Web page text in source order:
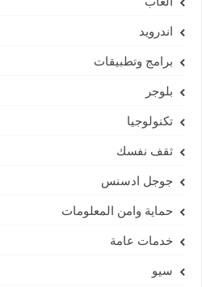
اندرويد
برامج وتطبيقات
بلوجر
تكنولوجيا
ثقف نفسك
جوجل ادسنس
حماية وامن المعلومات
خدمات عامة
سيو